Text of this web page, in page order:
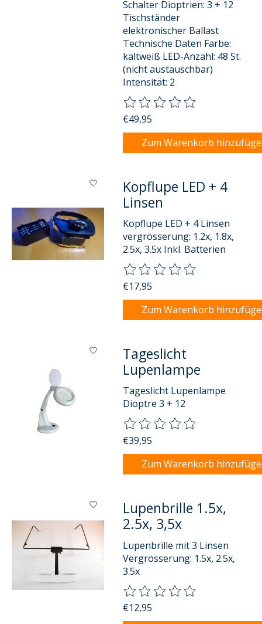
Schalter Dioptrien: 3 + 12
Tischständer
elektronischer Ballast
Technische Daten Farbe:
kaltweiß LED-Anzahl: 48 St.
(nicht austauschbar)
Intensität: 2
Die Bewertung dieses
€49,95
Zum Warenkorb
Kopflupe LED + 4
Linsen
Kopflupe LED + 4 Linsen
vergrösserung: 1.2x, 1.8x,
2.5x, 3.5x Inkl. Batterien
Die Bewertung dieses
€17,95
Zum Warenkorb
Tageslicht
Lupenlampe
Tageslicht Lupenlampe
Dioptre 3 + 12
Die Bewertung dieses
€39,95
Zum Warenkorb
Lupenbrille 1.5x,
2.5x, 3,5x
Lupenbrille mit 3 Linsen
Vergrösserung: 1.5x, 2.5x,
3.5x
Die Bewertung dieses
€12,95